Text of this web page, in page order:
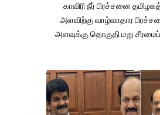
காவிரி நீர் பிரச்சனை
அளவிற்கு வாழ்வாதார
அளவுக்கு தொகுதி மறு